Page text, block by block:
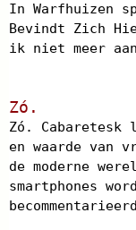
In Warfhuizen
Bevindt Zich
ik niet meer
Zó.
Zó. Cabaretesk
en waarde van
de moderne
smartphones